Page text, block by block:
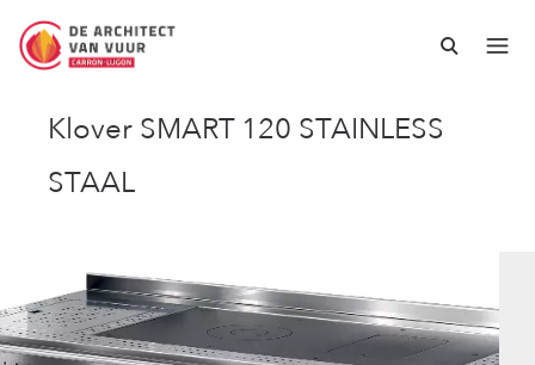
Klover SMART 120 STAINLESS
STAAL